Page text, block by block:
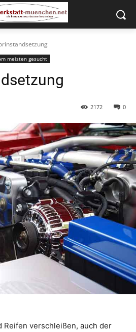
meisten gesucht
0
2172
Reifen verschleißen, auch der